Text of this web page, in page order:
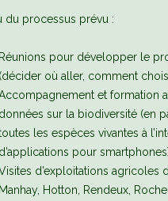
du processus prévu :
Réunions pour développer le
(décider où aller, comment
et formation
données sur la biodiversité (en
les espèces vivantes à
d’applications pour
d’exploitations agricoles
Manhay, Hotton, Rendeux,